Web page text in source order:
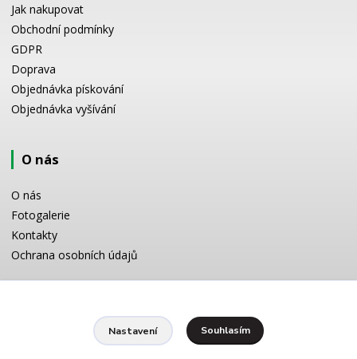
Jak nakupovat
Obchodní podmínky
GDPR
Doprava
Objednávka pískování
Objednávka vyšívání
O nás
O nás
Fotogalerie
Kontakty
Ochrana osobních údajů
Potřebujete poradit s výběrem? Neváhejte se zeptat:
Nastavení Souhlasím